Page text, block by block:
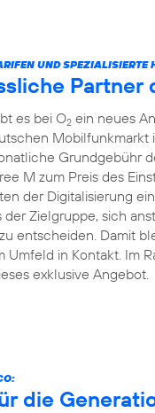
UND SPEZIALISIERTE
Partner
es bei O2 ein neues
Grundgebühr
M zum Preis des
der Digitalisierung
Zielgruppe, sich
entscheiden. Damit
Umfeld in Kontakt. Im
exklusive Angebot.
die